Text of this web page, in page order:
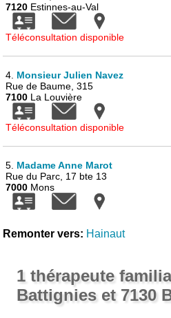
7120 Estinnes-au-Val
Téléconsultation disponible
4. Monsieur Julien Navez
Rue de Baume, 315
7100 La Louvière
Téléconsultation disponible
5. Madame Anne Marot
Rue du Parc, 17 bte 13
7000 Mons
Remonter vers: Hainaut
1 thérapeute
Battignies et 7130